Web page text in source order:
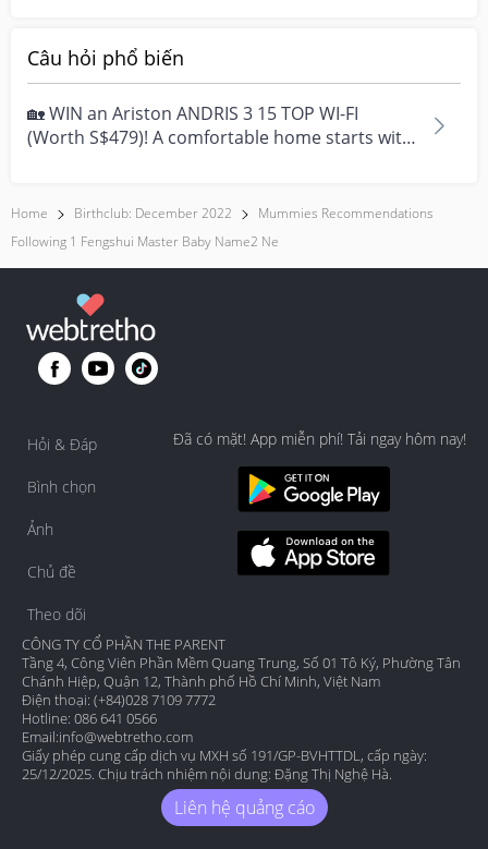
Câu hỏi phổ biến
🏡 WIN an Ariston ANDRIS 3 15 TOP WI-FI
(Worth S$479)! A comfortable home starts with
Home Birthclub: December 2022
Mummies Recommendations
Following 1 Fengshui Master Baby Name2 Ne
Hỏi & Đáp
Bình chọn
Ảnh
Chủ đề
Theo dõi
Đã có mặt! App miễn phí! Tải ngay hôm nay!
CÔNG TY CỔ PHẦN THE PARENT
Tầng 4, Công Viên Phần Mềm Quang Trung, Số 01 Tô Ký, Phường Tân
Chánh Hiệp, Quận 12, Thành phố Hồ Chí Minh, Việt Nam
Điện thoại: (+84)028 7109 7772
Hotline: 086 641 0566
Email:info@webtretho.com
Giấy phép cung cấp dịch vụ MXH số 191/GP-BVHTTDL, cấp ngày:
25/12/2025. Chịu trách nhiệm nội dung: Đặng Thị Nghệ Hà.
Liên hệ quảng cáo